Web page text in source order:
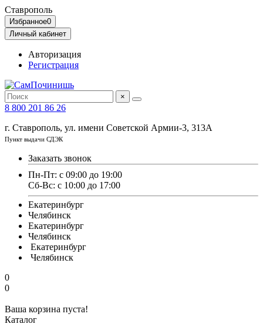
Ставрополь
Избранное0
Личный кабинет
Авторизация
Регистрация
×
8 800 201 86 26
г. Ставрополь, ул. имени Советской Армии-3, 313А
Пункт выдачи СДЭК
Заказать звонок
Пн-Пт: с 09:00 до 19:00
Сб-Вс: с 10:00 до 17:00
Екатеринбург
Челябинск
Екатеринбург
Челябинск
Екатеринбург
Челябинск
0
0
Ваша корзина пуста!
Каталог